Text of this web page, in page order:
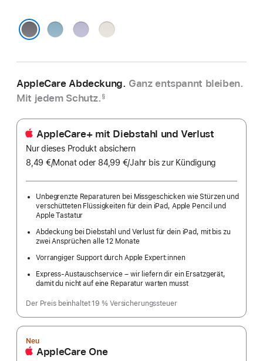
Blau ViolettPolarstern
AppleCare Abdeckung. Ganz entspannt bleiben.
Mit jedem Schutz. §
AppleCare+ mit Diebstahl und Verlust
Nur dieses Produkt absichern
8,49 €/Monatpro
oder 84,99 €/Jahr Pro
bis zur Kündigung
Unbegrenzte Reparaturen bei Missgeschicken wie Stürzen und
verschütteten Flüssigkeiten für dein iPad, Apple Pencil und
Apple Tastatur
Abdeckung bei Diebstahl und Verlust für dein iPad, mit bis zu
zwei Ansprüchen alle 12 Monate
Vorrangiger Support durch Apple Expert:innen
Express-Austauschservice – wir liefern dir ein Ersatzgerät,
damit du nicht auf eine Reparatur warten musst
Der Preis beinhaltet 19 % Versicherungssteuer
Neu
AppleCare One